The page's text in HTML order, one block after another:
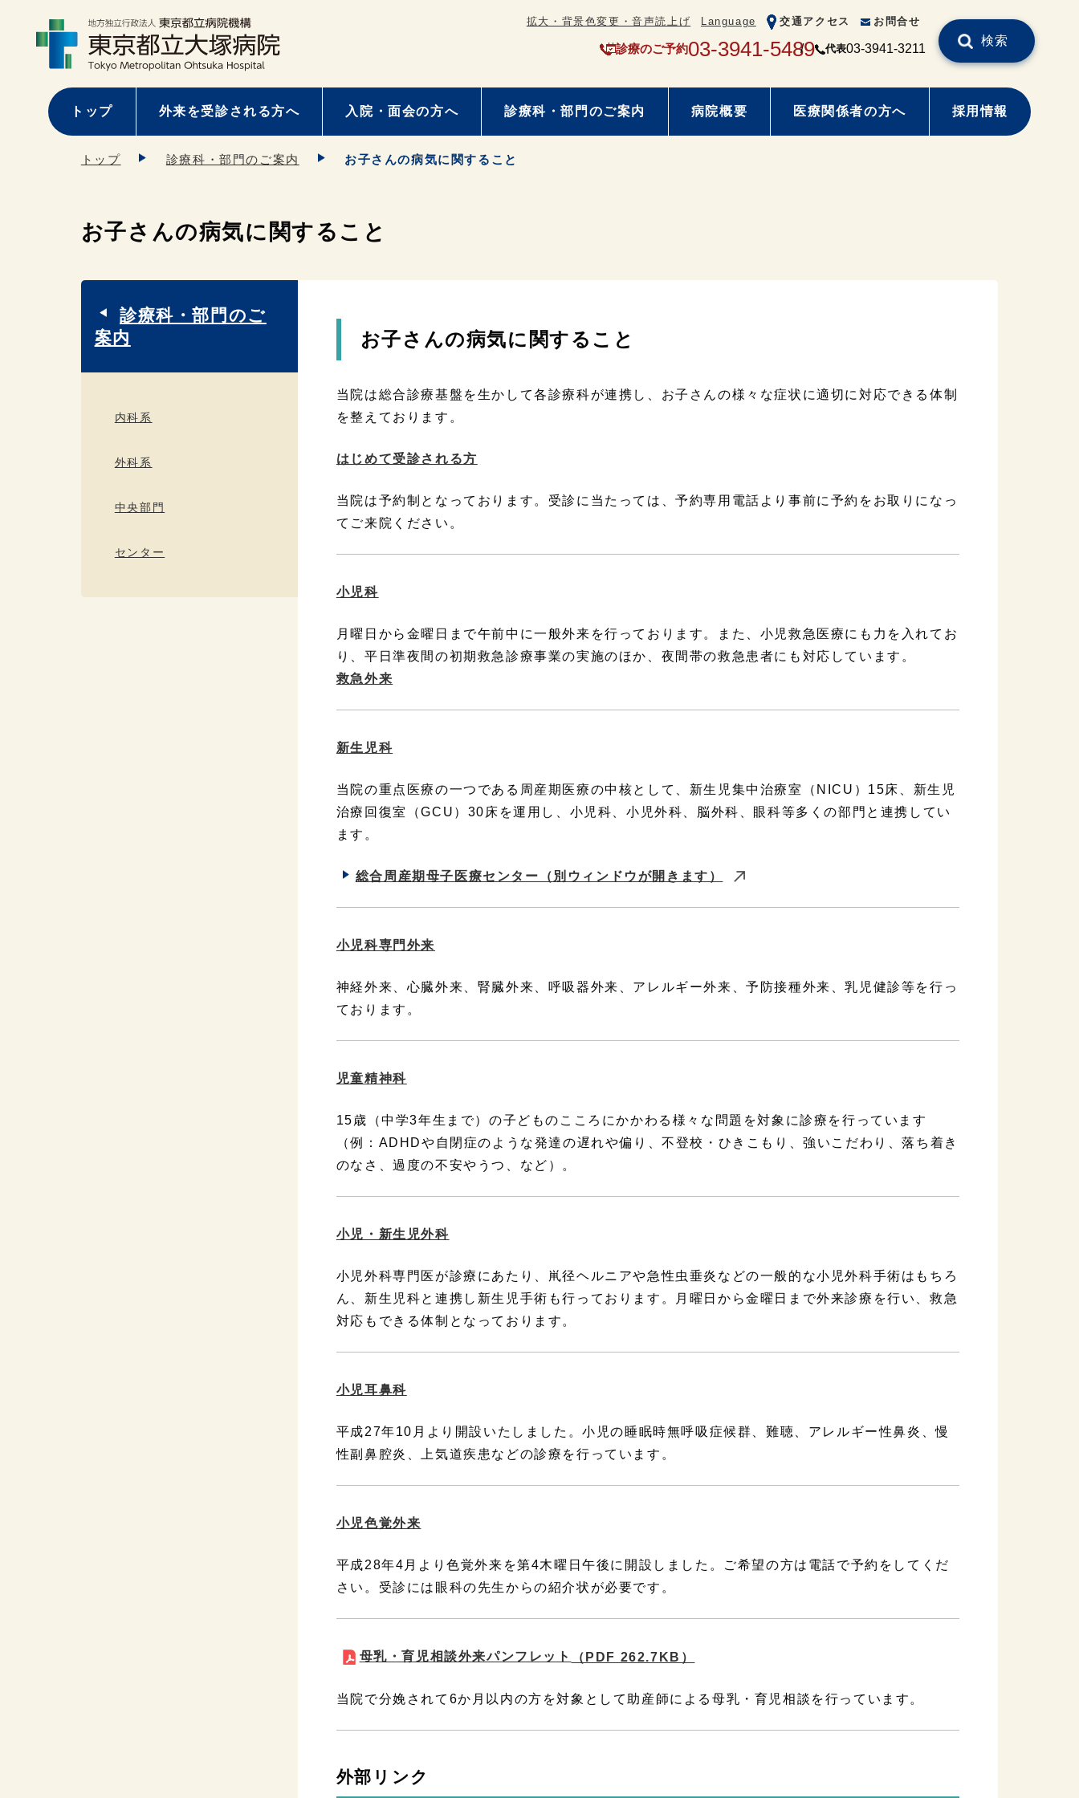
拡大・背景色変更・音声読上げ Language 交通アクセス お問合せ
診療のご予約03-3941-5489 代表03-3941-3211
検索
トップ 外来を受診される方へ 入院・面会の方へ 診療科・部門のご案内 病院概要 医療関係者の方へ 採用情報
トップ 診療科・部門のご案内 お子さんの病気に関すること
お子さんの病気に関すること
お子さんの病気に関すること
当院は総合診療基盤を生かして各診療科が連携し、お子さんの様々な症状に適切に対応できる体制
を整えております。
はじめて受診される方
当院は予約制となっております。受診に当たっては、予約専用電話より事前に予約をお取りになっ
てご来院ください。
小児科
月曜日から金曜日まで午前中に一般外来を行っております。また、小児救急医療にも力を入れてお
り、平日準夜間の初期救急診療事業の実施のほか、夜間帯の救急患者にも対応しています。
救急外来
新生児科
当院の重点医療の一つである周産期医療の中核として、新生児集中治療室（NICU）15床、新生児
治療回復室（GCU）30床を運用し、小児科、小児外科、脳外科、眼科等多くの部門と連携してい
ます。
総合周産期母子医療センター（別ウィンドウが開きます）
小児科専門外来
神経外来、心臓外来、腎臓外来、呼吸器外来、アレルギー外来、予防接種外来、乳児健診等を行っ
ております。
児童精神科
15歳（中学3年生まで）の子どものこころにかかわる様々な問題を対象に診療を行っています
（例：ADHDや自閉症のような発達の遅れや偏り、不登校・ひきこもり、強いこだわり、落ち着き
のなさ、過度の不安やうつ、など）。
小児・新生児外科
小児外科専門医が診療にあたり、鼡径ヘルニアや急性虫垂炎などの一般的な小児外科手術はもちろ
ん、新生児科と連携し新生児手術も行っております。月曜日から金曜日まで外来診療を行い、救急
対応もできる体制となっております。
小児耳鼻科
平成27年10月より開設いたしました。小児の睡眠時無呼吸症候群、難聴、アレルギー性鼻炎、慢
性副鼻腔炎、上気道疾患などの診療を行っています。
小児色覚外来
平成28年4月より色覚外来を第4木曜日午後に開設しました。ご希望の方は電話で予約をしてくだ
さい。受診には眼科の先生からの紹介状が必要です。
母乳・育児相談外来パンフレット （PDF 262.7KB）
当院で分娩されて6か月以内の方を対象として助産師による母乳・育児相談を行っています。
外部リンク
診療科・部門のご
案内
内科系
外科系
中央部門
センター